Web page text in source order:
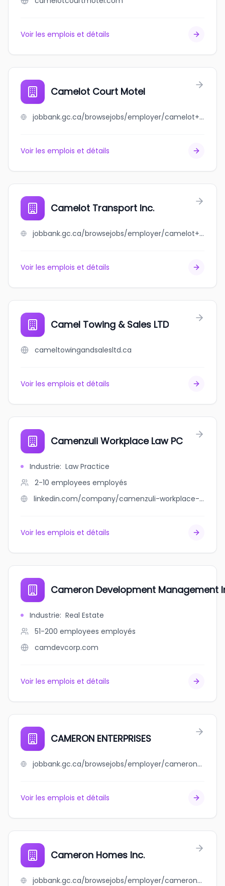
Voir les emplois et détails
Camelot Court Motel
jobbank.gc.ca/browsejobs/employer/camelot+court+motel/ca
Voir les emplois et détails
Camelot Transport Inc.
jobbank.gc.ca/browsejobs/employer/camelot+transport+inc./ca
Voir les emplois et détails
Camel Towing & Sales LTD
cameltowingandsalesltd.ca
Voir les emplois et détails
Camenzuli Workplace Law PC
Industrie: Law Practice
2-10 employees employés
linkedin.com/company/camenzuli-workplace-law-pc
Voir les emplois et détails
Cameron Development Management
Industrie: Real Estate
51-200 employees employés
camdevcorp.com
Voir les emplois et détails
CAMERON ENTERPRISES
jobbank.gc.ca/browsejobs/employer/cameron+enterprises/ca
Voir les emplois et détails
Cameron Homes Inc.
jobbank.gc.ca/browsejobs/employer/cameron+homes+inc./ca